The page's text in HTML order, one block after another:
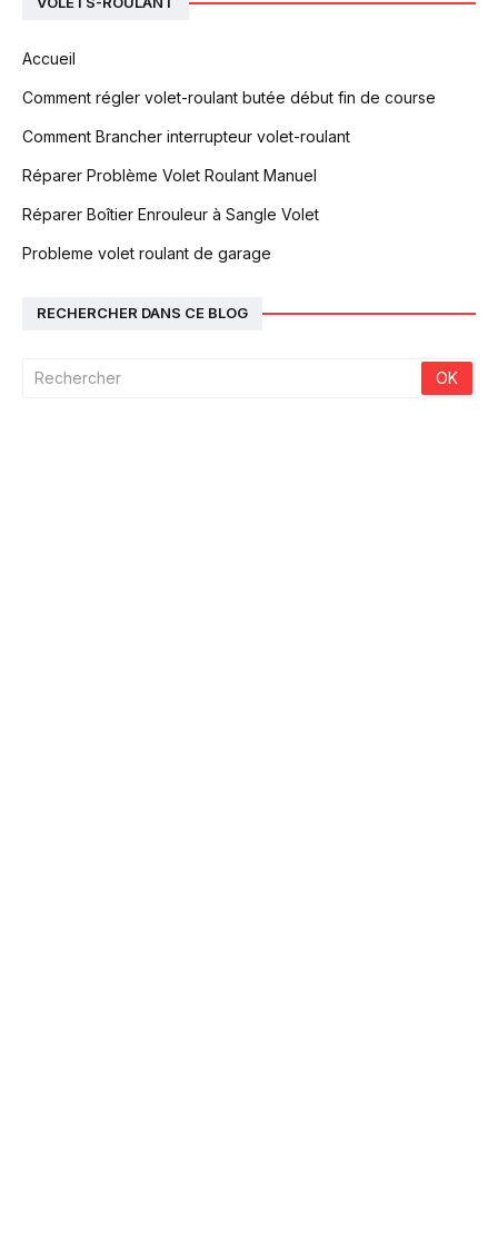
Accueil
Comment régler volet-roulant butée début fin de course
Comment Brancher interrupteur volet-roulant
Réparer Problème Volet Roulant Manuel
Réparer Boîtier Enrouleur à Sangle Volet
Probleme volet roulant de garage
RECHERCHER DANS CE BLOG